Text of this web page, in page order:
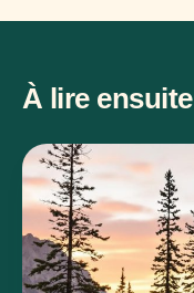
À lire ensuite